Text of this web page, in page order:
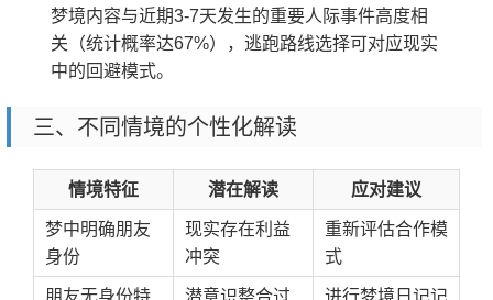
梦境内容与近期3-7天发生的重要人际事件高度相
关（统计概率达67%），逃跑路线选择可对应现实
中的回避模式。
三、不同情境的个性化解读
情境特征 潜在解读 应对建议
梦中明确朋友
身份
现实存在利益
冲突
重新评估合作模
式
朋友无身份特
潜意识整合过
进行梦境日记记